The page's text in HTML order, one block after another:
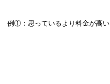
例①：思っているより料金が高い